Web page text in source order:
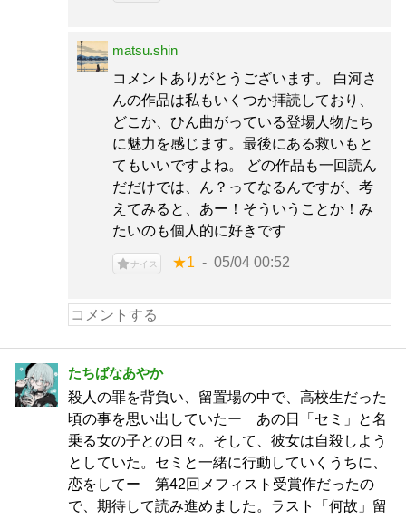
matsu.shin
コメントありがとうございます。 白河さ
んの作品は私もいくつか拝読しており、
どこか、ひん曲がっている登場人物たち
に魅力を感じます。最後にある救いもと
てもいいですよね。 どの作品も一回読ん
だだけでは、ん？ってなるんですが、考
えてみると、あー！そういうことか！み
たいのも個人的に好きです
ナイス ★1 05/04 00:52
たちばなあやか
殺人の罪を背負い、留置場の中で、高校生だった
頃の事を思い出していたー あの日「セミ」と名
乗る女の子との日々。そして、彼女は自殺しよう
としていた。セミと一緒に行動していくうちに、
恋をしてー 第42回メフィスト受賞作だったの
で、期待して読み進めました。ラスト「何故」留